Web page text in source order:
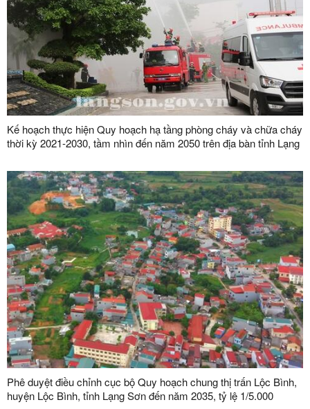
Kế hoạch thực hiện Quy hoạch hạ tầng phòng cháy và chữa cháy
thời kỳ 2021-2030, tầm nhìn đến năm 2050 trên địa bàn tỉnh Lạng
Phê duyệt điều chỉnh cục bộ Quy hoạch chung thị trấn Lộc Bình,
huyện Lộc Bình, tỉnh Lạng Sơn đến năm 2035, tỷ lệ 1/5.000